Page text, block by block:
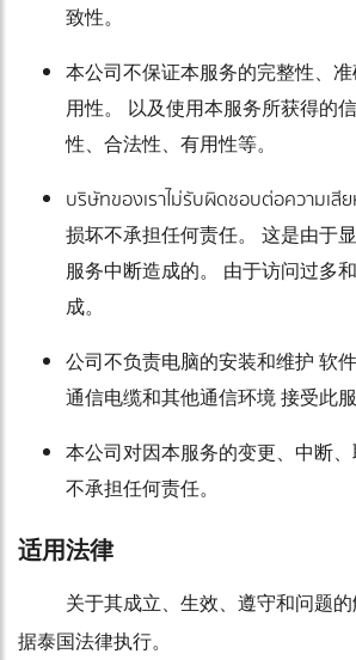
致性。
本公司不保证本服务的完整性、
用性。 以及使用本服务所获得的
性、合法性、有用性等。
บริษัทของเราไม่รับผิดชอบต่อความเสี
损坏不承担任何责任。 这是由于
服务中断造成的。 由于访问过多
成。
公司不负责电脑的安装和维护 软
通信电缆和其他通信环境 接受此服
本公司对因本服务的变更、中断
不承担任何责任。
适用法律
关于其成立、生效、遵守和问题
据泰国法律执行。